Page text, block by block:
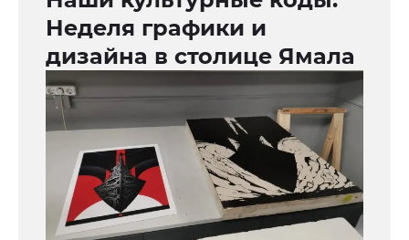
Неделя графики и
дизайна в столице Ямала